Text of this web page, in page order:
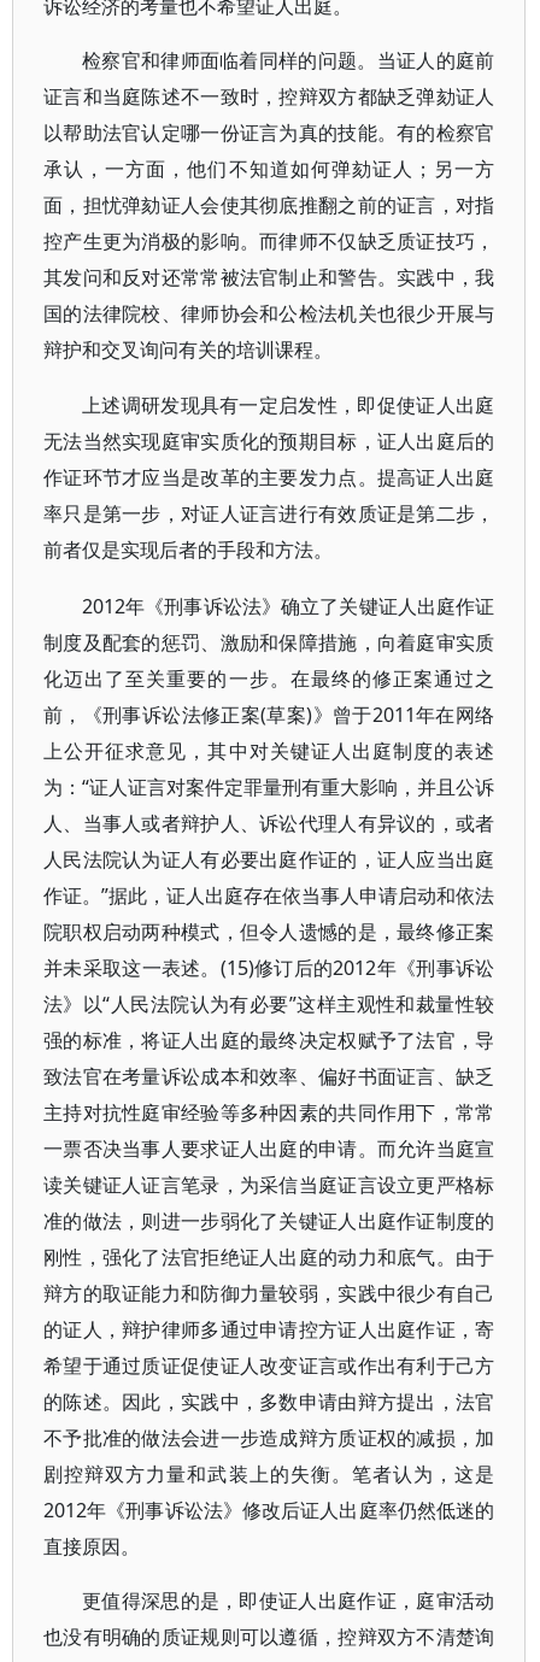
诉讼经济的考量也不希望证人出庭。
检察官和律师面临着同样的问题。当证人的庭前
证言和当庭陈述不一致时，控辩双方都缺乏弹劾证人
以帮助法官认定哪一份证言为真的技能。有的检察官
承认，一方面，他们不知道如何弹劾证人；另一方
面，担忧弹劾证人会使其彻底推翻之前的证言，对指
控产生更为消极的影响。而律师不仅缺乏质证技巧，
其发问和反对还常常被法官制止和警告。实践中，我
国的法律院校、律师协会和公检法机关也很少开展与
辩护和交叉询问有关的培训课程。
上述调研发现具有一定启发性，即促使证人出庭
无法当然实现庭审实质化的预期目标，证人出庭后的
作证环节才应当是改革的主要发力点。提高证人出庭
率只是第一步，对证人证言进行有效质证是第二步，
前者仅是实现后者的手段和方法。
2012年《刑事诉讼法》确立了关键证人出庭作证
制度及配套的惩罚、激励和保障措施，向着庭审实质
化迈出了至关重要的一步。在最终的修正案通过之
前，《刑事诉讼法修正案(草案)》曾于2011年在网络
上公开征求意见，其中对关键证人出庭制度的表述
为：“证人证言对案件定罪量刑有重大影响，并且公诉
人、当事人或者辩护人、诉讼代理人有异议的，或者
人民法院认为证人有必要出庭作证的，证人应当出庭
作证。”据此，证人出庭存在依当事人申请启动和依法
院职权启动两种模式，但令人遗憾的是，最终修正案
并未采取这一表述。(15)修订后的2012年《刑事诉讼
法》以“人民法院认为有必要”这样主观性和裁量性较
强的标准，将证人出庭的最终决定权赋予了法官，导
致法官在考量诉讼成本和效率、偏好书面证言、缺乏
主持对抗性庭审经验等多种因素的共同作用下，常常
一票否决当事人要求证人出庭的申请。而允许当庭宣
读关键证人证言笔录，为采信当庭证言设立更严格标
准的做法，则进一步弱化了关键证人出庭作证制度的
刚性，强化了法官拒绝证人出庭的动力和底气。由于
辩方的取证能力和防御力量较弱，实践中很少有自己
的证人，辩护律师多通过申请控方证人出庭作证，寄
希望于通过质证促使证人改变证言或作出有利于己方
的陈述。因此，实践中，多数申请由辩方提出，法官
不予批准的做法会进一步造成辩方质证权的减损，加
剧控辩双方力量和武装上的失衡。笔者认为，这是
2012年《刑事诉讼法》修改后证人出庭率仍然低迷的
直接原因。
更值得深思的是，即使证人出庭作证，庭审活动
也没有明确的质证规则可以遵循，控辩双方不清楚询